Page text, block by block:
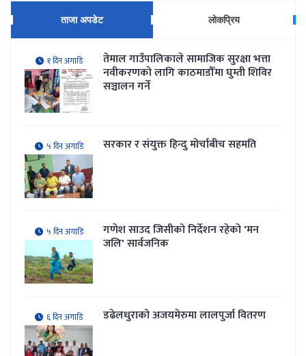
ताजा अपडेट लोकप्रिय
१ दिन अगाडि तेमाल गाउँपालिकाले सामाजिक सुरक्षा भत्ता
नवीकरणकाे लागि काठमाडौँमा घुम्ती शिविर
सञ्चालन गर्ने
५ दिन अगाडि सरकार र संयुक्त हिन्दु मोर्चाबीच सहमति
५ दिन अगाडि गणेश साउद जिसीको निर्देशन रहेकाे 'मन
जलि' सार्वजनिक
६ दिन अगाडि डढेलधुराको अजयमेरुमा लालपुर्जा वितरण